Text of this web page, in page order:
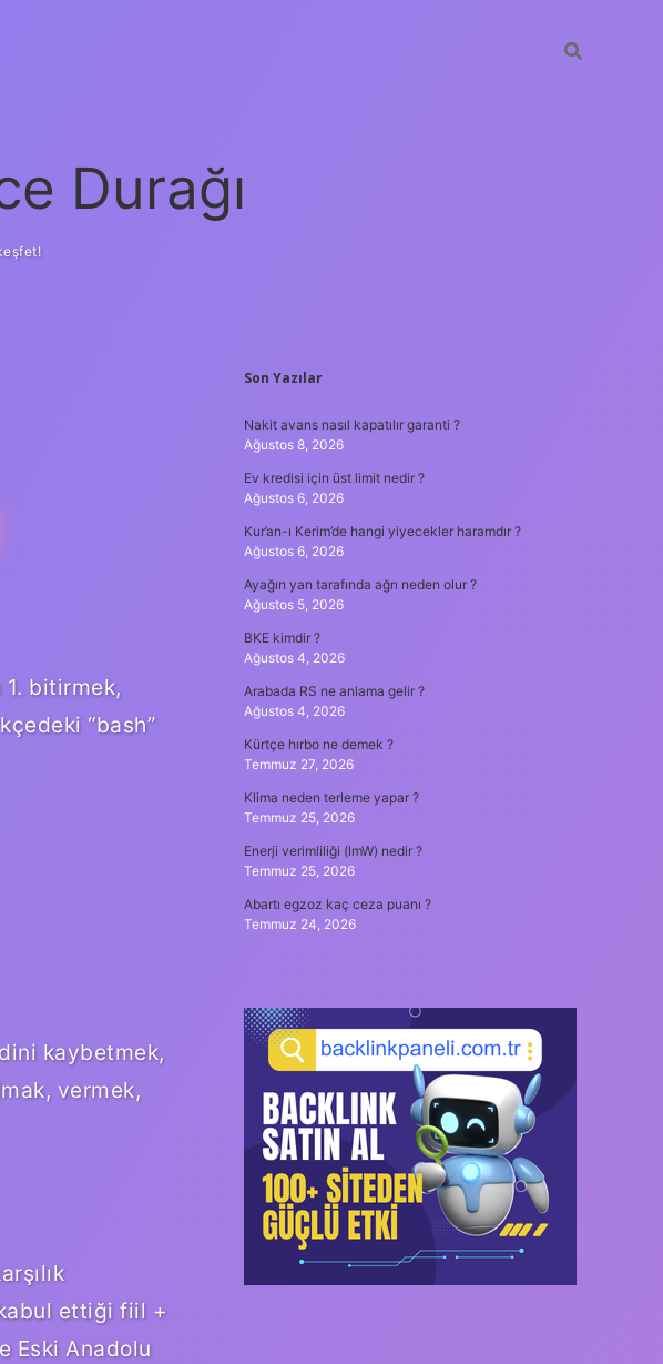
Durağı
1. bitirmek,
“bash”
kaybetmek,
vermek,
ettiği fiil +
Eski Anadolu
SIDEBAR
Son Yazılar
Nakit avans nasıl kapatılır garanti ?
Ağustos 8, 2026
Ev kredisi için üst limit nedir ?
Ağustos 6, 2026
Kur’an-ı Kerim’de hangi yiyecekler haramdır ?
Ağustos 6, 2026
Ayağın yan tarafında ağrı neden olur ?
Ağustos 5, 2026
BKE kimdir ?
Ağustos 4, 2026
Arabada RS ne anlama gelir ?
Ağustos 4, 2026
Kürtçe hırbo ne demek ?
Temmuz 27, 2026
Klima neden terleme yapar ?
Temmuz 25, 2026
Enerji verimliliği (lmW) nedir ?
Temmuz 25, 2026
Abartı egzoz kaç ceza puanı ?
Temmuz 24, 2026